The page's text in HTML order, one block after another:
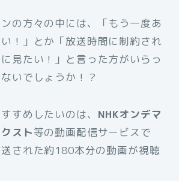
の方々の中には、「もう一度あ
！」とか「放送時間に制約され
見たい！」と言った方がいらっ
いでしょうか！？
すめしたいのは、 NHKオンデマ
スト等の動画配信サービスで
された約180本分の動画が視聴